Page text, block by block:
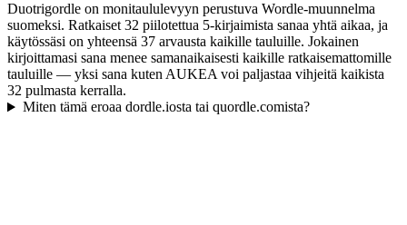
Duotrigordle on monitaululevyyn perustuva Wordle-muunnelma
suomeksi. Ratkaiset 32 piilotettua 5-kirjaimista sanaa yhtä aikaa, ja
käytössäsi on yhteensä 37 arvausta kaikille tauluille. Jokainen
kirjoittamasi sana menee samanaikaisesti kaikille ratkaisemattomille
tauluille — yksi sana kuten AUKEA voi paljastaa vihjeitä kaikista
32 pulmasta kerralla.
Miten tämä eroaa dordle.iosta tai quordle.comista?